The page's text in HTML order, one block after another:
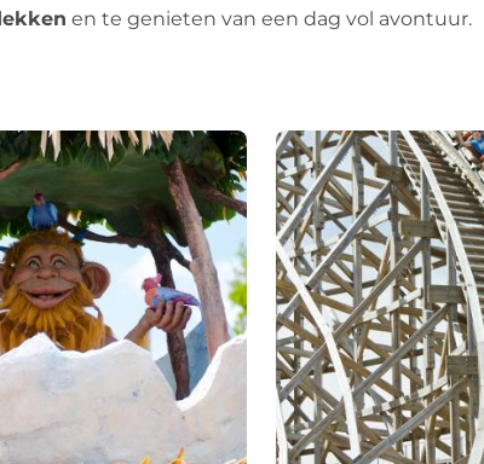
en te genieten van een dag vol avontuur.